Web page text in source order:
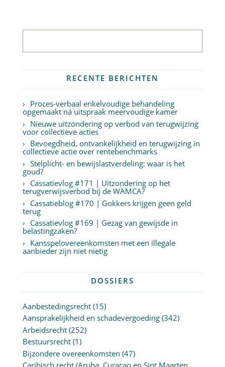
RECENTE BERICHTEN
Proces-verbaal enkelvoudige behandeling
opgemaakt ná uitspraak meervoudige kamer
Nieuwe uitzondering op verbod van terugwijzing
voor collectieve acties
Bevoegdheid, ontvankelijkheid en terugwijzing in
collectieve actie over rentebenchmarks
Stelplicht- en bewijslastverdeling: waar is het
goud?
Cassatievlog #171 | Uitzondering op het
terugverwijsverbod bij de WAMCA?
Cassatieblog #170 | Gokkers krijgen geen geld
terug
Cassatievlog #169 | Gezag van gewijsde in
belastingzaken?
Kansspelovereenkomsten met een illegale
aanbieder zijn niet nietig
DOSSIERS
Aanbestedingsrecht(15)
Aansprakelijkheid en schadevergoeding(342)
Arbeidsrecht(252)
Bestuursrecht(1)
Bijzondere overeenkomsten (47)